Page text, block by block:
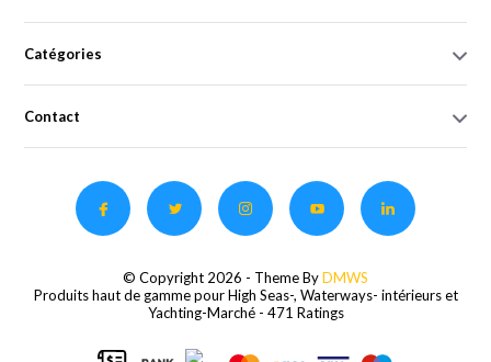
Catégories
Contact
© Copyright 2026 - Theme ByDMWS
Produits haut de gamme pour High Seas-, Waterways- intérieurs et
Yachting-Marché - 471 Ratings